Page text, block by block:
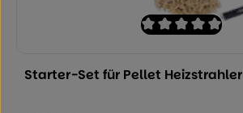
Starter-Set für Pellet Heizstrahler